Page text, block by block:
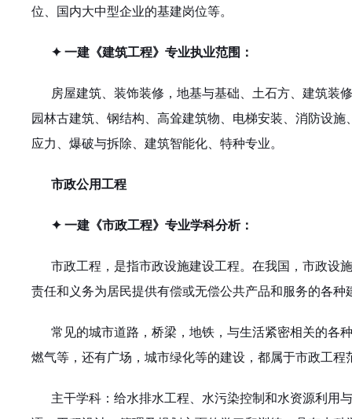
位、国内大中型企业的基建岗位等。
✦ 一建《建筑工程》专业执业范围：
房屋建筑、装饰装修，地基与基础、土石方、建筑装
园林古建筑、钢结构、高耸建筑物、电梯安装、消防设
应力、爆破与拆除、建筑智能化、特种专业。
市政公用工程
✦ 一建《市政工程》专业学科分析：
市政工程，是指市政设施建设工程。在我国，市政设
责任和义务为居民提供有偿或无偿公共产品和服务的各
常见的城市道路，桥梁，地铁，与生活紧密相关的各
燃气等，还有广场，城市绿化等的建设，都属于市政工程
主干学科：给水排水工程、水污染控制和水资源利用